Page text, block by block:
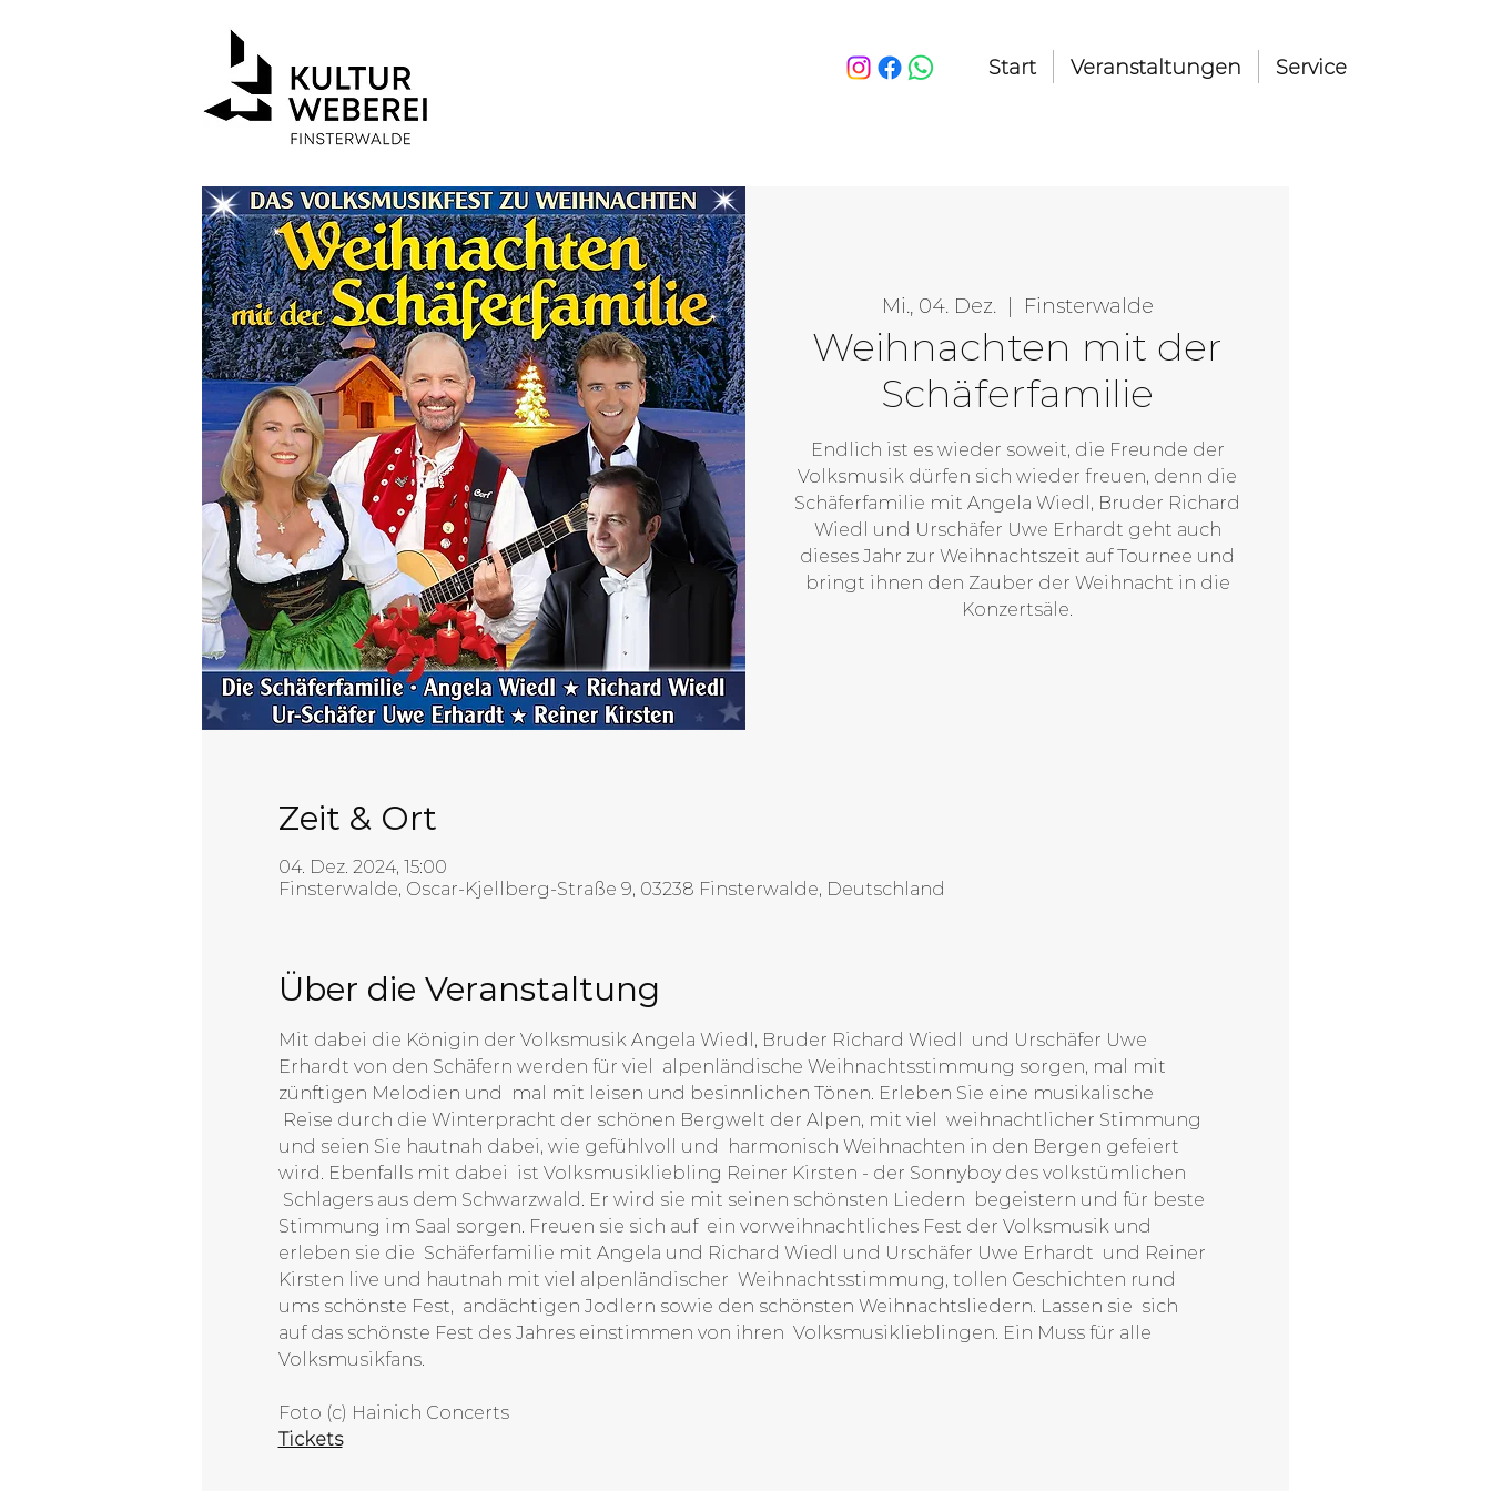
Start Veranstaltungen Service
Mi., 04. Dez.
  |
Finsterwalde
Weihnachten mit der
Schäferfamilie
Endlich ist es wieder soweit, die Freunde der
Volksmusik dürfen sich wieder freuen, denn die
Schäferfamilie mit Angela Wiedl, Bruder Richard
Wiedl und Urschäfer Uwe Erhardt geht auch
dieses Jahr zur Weihnachtszeit auf Tournee und
bringt ihnen den Zauber der Weihnacht in die
Konzertsäle.
Zeit & Ort
04. Dez. 2024, 15:00
Finsterwalde, Oscar-Kjellberg-Straße 9, 03238 Finsterwalde, Deutschland
Über die Veranstaltung
Mit dabei die Königin der Volksmusik Angela Wiedl, Bruder Richard Wiedl  und Urschäfer Uwe
Erhardt von den Schäfern werden für viel  alpenländische Weihnachtsstimmung sorgen, mal mit
zünftigen Melodien und  mal mit leisen und besinnlichen Tönen. Erleben Sie eine musikalische
Reise durch die Winterpracht der schönen Bergwelt der Alpen, mit viel  weihnachtlicher Stimmung
und seien Sie hautnah dabei, wie gefühlvoll und  harmonisch Weihnachten in den Bergen gefeiert
wird. Ebenfalls mit dabei  ist Volksmusikliebling Reiner Kirsten - der Sonnyboy des volkstümlichen
Schlagers aus dem Schwarzwald. Er wird sie mit seinen schönsten Liedern  begeistern und für beste
Stimmung im Saal sorgen. Freuen sie sich auf  ein vorweihnachtliches Fest der Volksmusik und
erleben sie die  Schäferfamilie mit Angela und Richard Wiedl und Urschäfer Uwe Erhardt  und Reiner
Kirsten live und hautnah mit viel alpenländischer  Weihnachtsstimmung, tollen Geschichten rund
ums schönste Fest,  andächtigen Jodlern sowie den schönsten Weihnachtsliedern. Lassen sie  sich
auf das schönste Fest des Jahres einstimmen von ihren  Volksmusiklieblingen. Ein Muss für alle
Foto (c) Hainich Concerts
Tickets